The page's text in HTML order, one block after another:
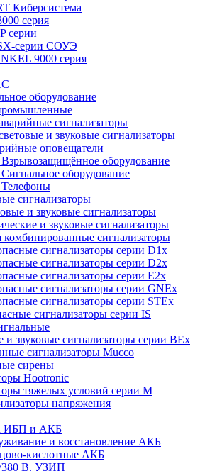
Киберсистема
серия
серии
серии СОУЭ
9000 серия
оборудование
сигнализаторы
и звуковые сигнализаторы
оповещатели
оборудование
оборудование
Телефоны
сигнализаторы
и звуковые сигнализаторы
и звуковые сигнализаторы
комбинированные сигнализаторы
сигнализаторы серии D1x
сигнализаторы серии D2x
сигнализаторы серии E2x
сигнализаторы серии GNEx
сигнализаторы серии STEx
сигнализаторы серии IS
и звуковые сигнализаторы серии BEx
сигнализаторы Mucco
сирены
Hootronic
тяжелых условий серии M
напряжения
ИБП и АКБ
и восстановление АКБ
кислотные АКБ
В. УЗИП